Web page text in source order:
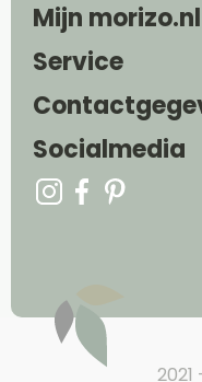
Mijn morizo.nl
Service
Socialmedia